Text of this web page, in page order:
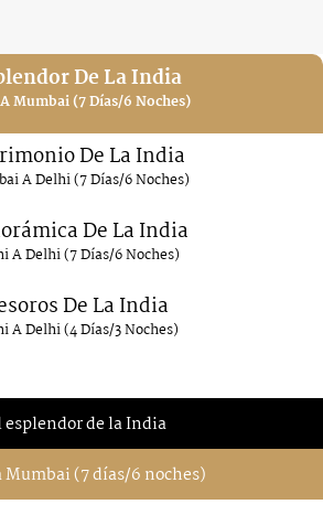
De La India
Mumbai (7 Días/6 Noches)
De La India
A Delhi (7 Días/6 Noches)
De La India
A Delhi (7 Días/6 Noches)
De La India
A Delhi (4 Días/3 Noches)
esplendor de la India
Mumbai (7 días/6 noches)